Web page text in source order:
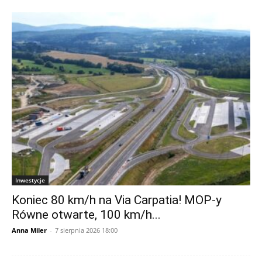
Inwestycje
Koniec 80 km/h na Via Carpatia! MOP-y
Równe otwarte, 100 km/h...
Anna Miler - 7 sierpnia 2026 18:00